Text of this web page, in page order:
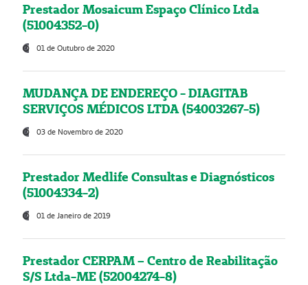
Prestador Mosaicum Espaço Clínico Ltda
(51004352-0)
01 de Outubro de 2020
MUDANÇA DE ENDEREÇO - DIAGITAB
SERVIÇOS MÉDICOS LTDA (54003267-5)
03 de Novembro de 2020
Prestador Medlife Consultas e Diagnósticos
(51004334-2)
01 de Janeiro de 2019
Prestador CERPAM – Centro de Reabilitação
S/S Ltda-ME (52004274-8)